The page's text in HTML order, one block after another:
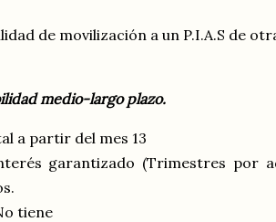
de movilización a un P.I.A.S de
medio-largo plazo.
a partir del mes 13
garantizado (Trimestres por
tiene